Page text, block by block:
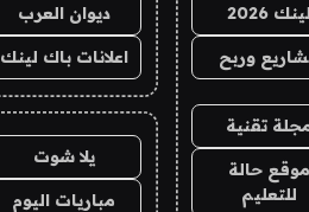
لينك 2026
وربح
تقنية
موقع حالة
للتعليم
ديوان العرب
اعلانات باك لينك
يلا شوت
مباريات اليوم